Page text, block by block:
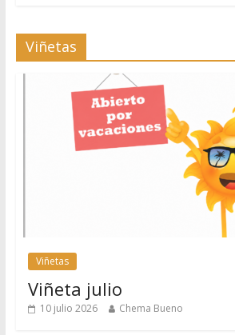
Viñetas
Viñetas
Viñeta julio
10 julio 2026 Chema Bueno